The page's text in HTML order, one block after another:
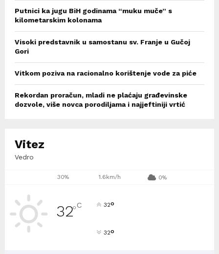
Putnici ka jugu BiH godinama “muku muče” s
kilometarskim kolonama
Visoki predstavnik u samostanu sv. Franje u Gučoj
Gori
Vitkom poziva na racionalno korištenje vode za piće
Rekordan proračun, mladi ne plaćaju građevinske
dozvole, više novca porodiljama i najjeftiniji vrtić
Vitez
Vedro
30% 1.6km/h 0%
32°C 32°
32°